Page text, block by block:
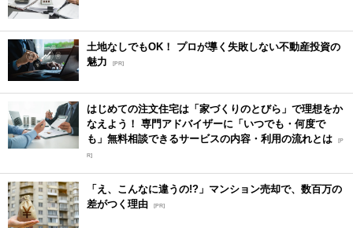
土地なしでもOK！ プロが導く失敗しない不動産投資の
魅力
[PR]
はじめての注文住宅は「家づくりのとびら」で理想をか
なえよう！ 専門アドバイザーに「いつでも・何度で
も」無料相談できるサービスの内容・利用の流れとは [P
R]
「え、こんなに違うの!?」マンション売却で、数百万の
差がつく理由 [PR]